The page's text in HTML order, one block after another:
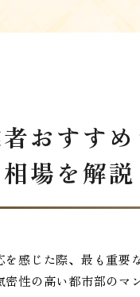
おすす
場を解説
感じた際、最も重要
性の高い都市部のマ